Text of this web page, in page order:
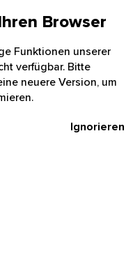
Browser
Funktionen unserer
verfügbar. Bitte
neuere Version, um
Ignorieren